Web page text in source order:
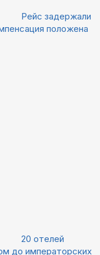
Рейс задержали
положена
20 отелей
до императорских